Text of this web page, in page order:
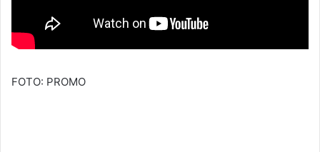
FOTO: PROMO